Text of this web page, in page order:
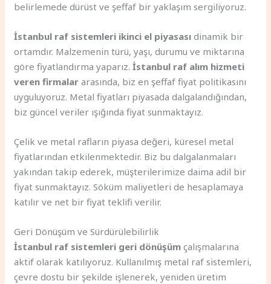
belirlemede dürüst ve şeffaf bir yaklaşım sergiliyoruz.
İstanbul raf sistemleri ikinci el piyasası dinamik bir
ortamdır. Malzemenin türü, yaşı, durumu ve miktarına
göre fiyatlandırma yaparız.İstanbul raf alım hizmeti
veren firmalar arasında, biz en şeffaf fiyat politikasını
uyguluyoruz. Metal fiyatları piyasada dalgalandığından,
biz güncel veriler ışığında fiyat sunmaktayız.
Çelik ve metal rafların piyasa değeri, küresel metal
fiyatlarından etkilenmektedir. Biz bu dalgalanmaları
yakından takip ederek, müşterilerimize daima adil bir
fiyat sunmaktayız. Söküm maliyetleri de hesaplamaya
katılır ve net bir fiyat teklifi verilir.
Geri Dönüşüm ve Sürdürülebilirlik
İstanbul raf sistemleri geri dönüşüm çalışmalarına
aktif olarak katılıyoruz. Kullanılmış metal raf sistemleri,
çevre dostu bir şekilde işlenerek, yeniden üretim